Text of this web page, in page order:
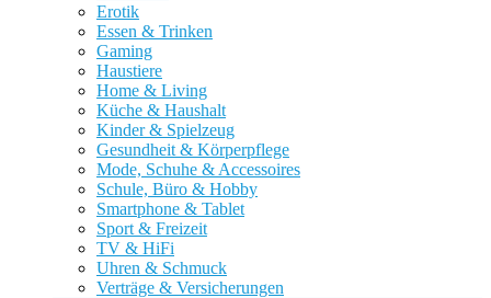
Erotik
Essen & Trinken
Gaming
Haustiere
Home & Living
Küche & Haushalt
Kinder & Spielzeug
Gesundheit & Körperpflege
Mode, Schuhe & Accessoires
Schule, Büro & Hobby
Smartphone & Tablet
Sport & Freizeit
TV & HiFi
Uhren & Schmuck
Verträge & Versicherungen